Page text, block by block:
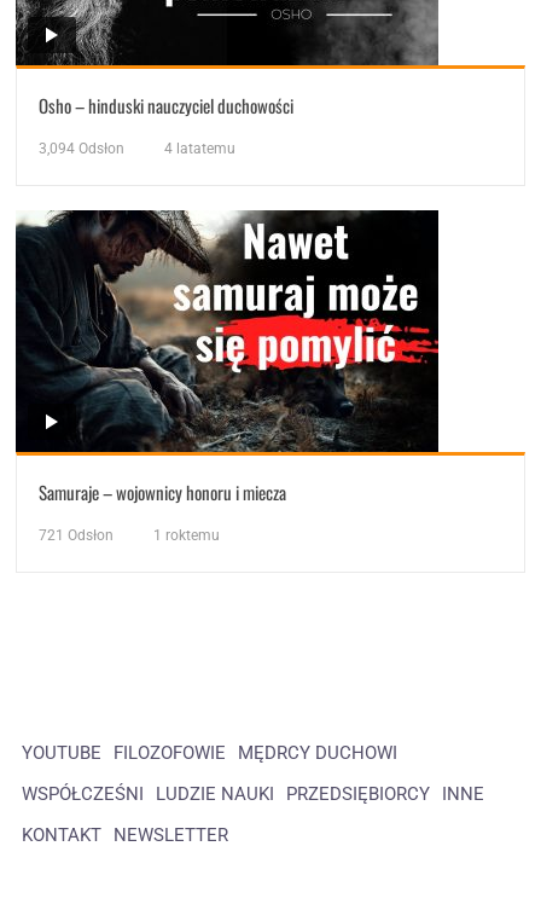
Osho – hinduski nauczyciel duchowości
3,094 Odsłon 4 latatemu
Samuraje – wojownicy honoru i miecza
721 Odsłon 1 roktemu
YOUTUBE FILOZOFOWIE
MĘDRCY DUCHOWI
WSPÓŁCZEŚNI
LUDZIE NAUKI PRZEDSIĘBIORCY
INNE
KONTAKT
NEWSLETTER